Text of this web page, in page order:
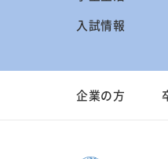
入試情報
企業の方